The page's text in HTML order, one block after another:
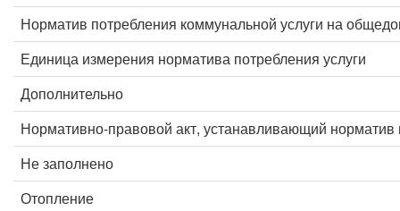
Норматив потребления коммунальной услуги на
Единица измерения норматива потребления услуги
Дополнительно
Нормативно-правовой акт, устанавливающий норматив
Не заполнено
Отопление